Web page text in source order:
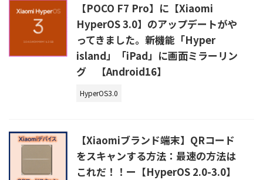
【POCO F7 Pro】に【Xiaomi
HyperOS 3.0】のアップデートがや
ってきました。新機能「Hyper
island」「iPad」に画面ミラーリン
グ 【Android16】
HyperOS3.0
【Xiaomiブランド端末】QRコード
をスキャンする方法：最速の方法は
これだ！！ー【HyperOS 2.0-3.0】